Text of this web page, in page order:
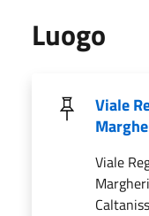
Luogo
Viale
Viale